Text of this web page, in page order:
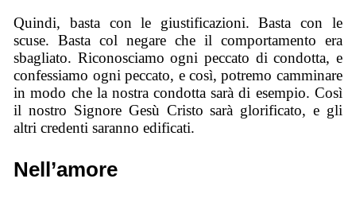
Quindi, basta con le giustificazioni. Basta con le
scuse. Basta col negare che il comportamento era
sbagliato. Riconosciamo ogni peccato di condotta, e
confessiamo ogni peccato, e così, potremo camminare
in modo che la nostra condotta sarà di esempio. Così
il nostro Signore Gesù Cristo sarà glorificato, e gli
altri credenti saranno edificati.
Nell’amore